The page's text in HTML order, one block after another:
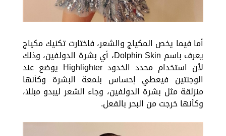
أما فيما يخص المكياج والشعر، فاختارت تكنيك مكياج
يعرف باسم Dolphin Skin، أي بشرة الدولفين، وذلك
لأن استخدام محدد الخدود Highlighter يوضع عند
الوجنتين فيعطي إحساس بلمعة البشرة وكأنها
منزلقة مثل بشرة الدولفين، وجاء الشعر ليبدو مبللا،
وكأنها خرجت من البحر بالفعل.